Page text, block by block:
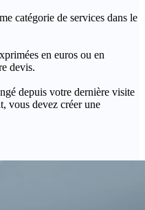
catégorie de services dans le
en euros ou en
devis.
depuis votre dernière visite
vous devez créer une